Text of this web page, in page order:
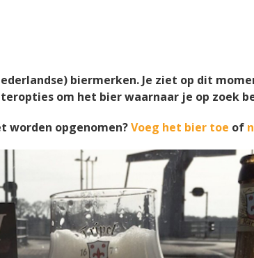
biermerken. Je ziet op dit
om het bier waarnaar je op zoek
worden opgenomen?Voeg het bier toe of